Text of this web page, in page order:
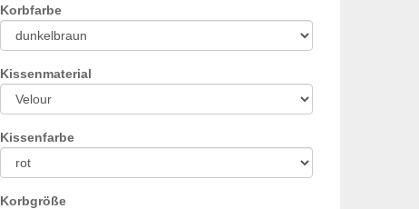
Korbfarbe
Kissenmaterial
Kissenfarbe
Korbgröße